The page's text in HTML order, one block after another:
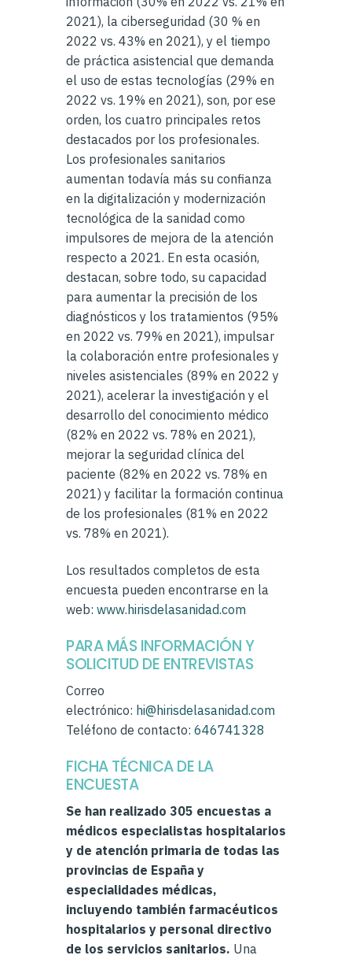
2021), la ciberseguridad (30 % en
2022 vs. 43% en 2021), y el tiempo
de práctica asistencial que demanda
el uso de estas tecnologías (29% en
2022 vs. 19% en 2021), son, por ese
orden, los cuatro principales retos
destacados por los profesionales.
Los profesionales sanitarios
aumentan todavía más su confianza
en la digitalización y modernización
tecnológica de la sanidad como
impulsores de mejora de la atención
respecto a 2021. En esta ocasión,
destacan, sobre todo, su capacidad
para aumentar la precisión de los
diagnósticos y los tratamientos (95%
en 2022 vs. 79% en 2021), impulsar
la colaboración entre profesionales y
niveles asistenciales (89% en 2022 y
2021), acelerar la investigación y el
desarrollo del conocimiento médico
(82% en 2022 vs. 78% en 2021),
mejorar la seguridad clínica del
paciente (82% en 2022 vs. 78% en
2021) y facilitar la formación continua
de los profesionales (81% en 2022
vs. 78% en 2021).
Los resultados completos de esta
encuesta pueden encontrarse en la
web: www.hirisdelasanidad.com
PARA MÁS INFORMACIÓN Y
SOLICITUD DE ENTREVISTAS
Correo
electrónico: hi@hirisdelasanidad.com
Teléfono de contacto: 646741328
FICHA TÉCNICA DE LA
ENCUESTA
Se han realizado 305 encuestas a
médicos especialistas hospitalarios
y de atención primaria de todas las
provincias de España y
especialidades médicas,
incluyendo también farmacéuticos
hospitalarios y personal directivo
de los servicios sanitarios. Una